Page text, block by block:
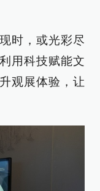
时，或光彩尽
用科技赋能文
观展体验，让